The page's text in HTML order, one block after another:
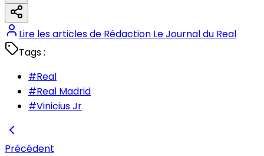
Lire les articles de Rédaction Le Journal du Real
Tags :
#Real
#Real Madrid
#Vinicius Jr
Précédent